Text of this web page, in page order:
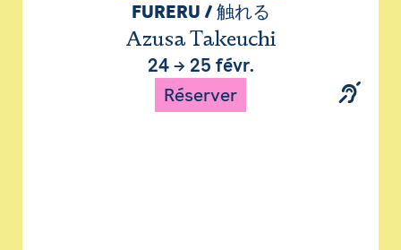
FURERU / 触れる
Azusa Takeuchi
24→ 25 févr.
Réserver